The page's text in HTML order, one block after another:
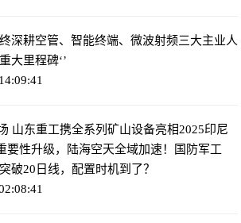
深耕空管、智能终端、微波射频三大主业人
大里程碑‘’
山东重工携全系列矿山设备亮相2025印尼
要性升级，陆海空天全域加速！国防军工
破20日线，配置时机到了？